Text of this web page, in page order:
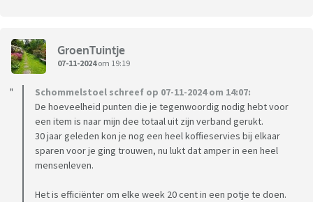
GroenTuintje
07-11-2024om 19:19
Schommelstoel schreef op 07-11-2024 om 14:07:
De hoeveelheid punten die je tegenwoordig nodig hebt voor
een item is naar mijn dee totaal uit zijn verband gerukt.
30 jaar geleden kon je nog een heel koffieservies bij elkaar
sparen voor je ging trouwen, nu lukt dat amper in een heel
mensenleven.
Het is efficiënter om elke week 20 cent in een potje te doen.